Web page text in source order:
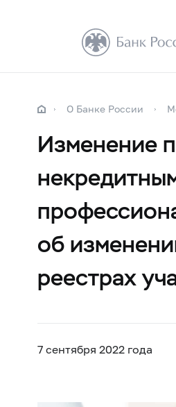
О Банке России
Изменение
об
реестрах
7 сентября 2022 года